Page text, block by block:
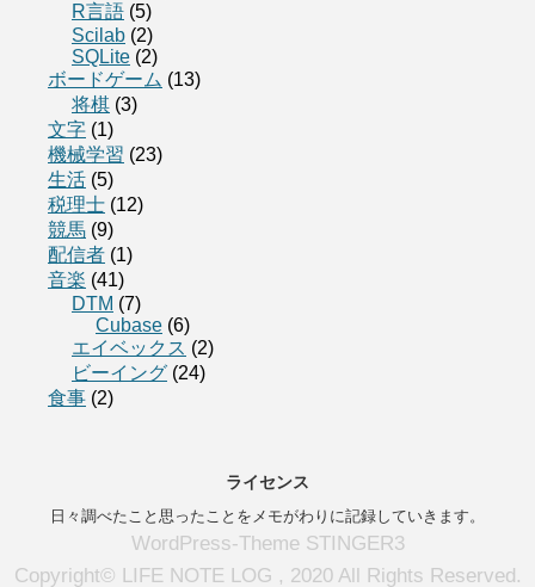
R言語 (5)
Scilab (2)
SQLite (2)
ボードゲーム (13)
将棋 (3)
文字 (1)
機械学習 (23)
生活 (5)
税理士 (12)
競馬 (9)
配信者 (1)
音楽 (41)
DTM (7)
Cubase (6)
エイベックス (2)
ビーイング (24)
食事 (2)
ライセンス
日々調べたこと思ったことをメモがわりに記録していきます。
WordPress-Theme STINGER3
Copyright© LIFE NOTE LOG , 2020 All Rights Reserved.